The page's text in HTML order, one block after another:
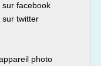
sur facebook
sur twitter
photo